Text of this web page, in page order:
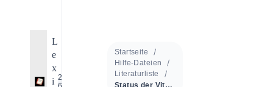
L
e
x
i 20
Startseite
Hilfe-Dateien
Literaturliste
Status der Vitamin-C-Verwertung bei chronischen Alkoholiker-Patienten nach kurzzeitiger intravenöser Therapie